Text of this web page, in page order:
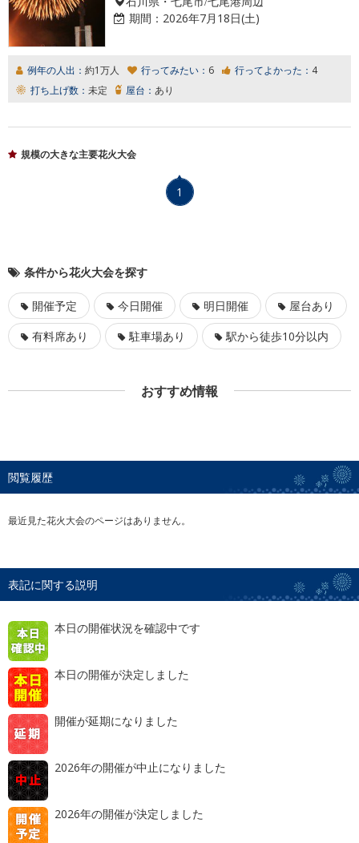
期間： 2026年7月18日(土)
例年の人出： 約1万人 行ってみたい： 6 行ってよかった： 4
打ち上げ数： 未定 屋台： あり
規模の大きな主要花火大会
1
条件から花火大会を探す
開催予定 今日開催 明日開催
屋台あり
有料席あり
駐車場あり 駅から徒歩10分以内
おすすめ情報
閲覧履歴
最近見た花火大会のページはありません。
表記に関する説明
本日の開催状況を確認中です
本日の開催が決定しました
開催が延期になりました
2026年の開催が中止になりました
2026年の開催が決定しました